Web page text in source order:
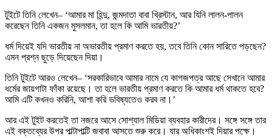
টুইটে তিনি লেখেন– ‘আমার মা হিন্দু, জন্মদাতা বাবা খ্রিস্টান, আর যিনি লালন-পালন
করেছেন তিনি একজন মুসলমান, তা হলে কি আমি ভারতীয়?’
ধর্ম দিয়েই যদি ভারতীয় না অভারতীয় প্রমাণ করতে হয়, তবে তিনি কোন সারিতে পড়ছেন?
এমন প্রশ্ন ছুড়ে দিয়েছেন দিয়া।
তিনি টুইটে আরও লেখেন– ‘সরকারিভাবে আমার নামে যে কাগজপত্র আছে সেখানে আমার
ধর্মের জায়গাটা ফাঁকা রয়েছে। তা হলে ভারতীয় প্রমাণ করতে কি আমার ধর্ম থাকতে হবে?
আমি এটি কখনও করিনি, আশা করি ভবিষ্যতেও করব না।’
আর এই টুইট করতেই তা নজরে আসে সোশ্যাল মিডিয়া ব্যবহার কারীদের। সঙ্গে সঙ্গে তার
এই বক্তব্যের উপর পাল্টাপাল্টি জবাবা আসতে শুরু করে। যার অধিকাংশই দিয়ার পক্ষে।